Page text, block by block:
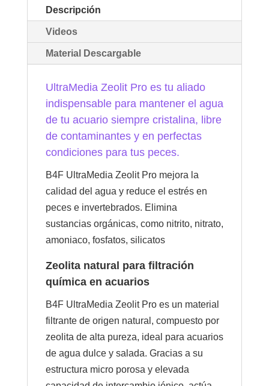
Descripción
Videos
Material Descargable
UltraMedia Zeolit Pro es tu aliado
indispensable para mantener el agua
de tu acuario siempre cristalina, libre
de contaminantes y en perfectas
condiciones para tus peces.
B4F UltraMedia Zeolit Pro mejora la
calidad del agua y reduce el estrés en
peces e invertebrados. Elimina
sustancias orgánicas, como nitrito, nitrato,
amoniaco, fosfatos, silicatos
Zeolita natural para filtración
química en acuarios
B4F UltraMedia Zeolit Pro es un material
filtrante de origen natural, compuesto por
zeolita de alta pureza, ideal para acuarios
de agua dulce y salada. Gracias a su
estructura micro porosa y elevada